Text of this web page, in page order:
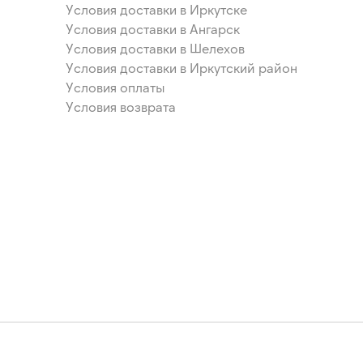
Условия доставки в Иркутске
Условия доставки в Ангарск
Условия доставки в Шелехов
Условия доставки в Иркутский район
Условия оплаты
Условия возврата